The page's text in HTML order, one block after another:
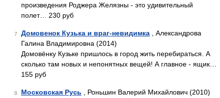
произведения Роджера Желязны - это удивительный
полет… 230 руб
7 Домовенок Кузька и враг-невидимка , Александрова
Галина Владимировна (2014)
Домовёнку Кузьке пришлось в город жить перебираться. А
сколько там новых и непонятных вещей! А главное - ящик…
155 руб
8 Московская Русь , Роньшин Валерий Михайлович (2010)